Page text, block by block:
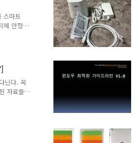
스마트
에 안정적
. 2선
위치에
닌다. 꼭
자료들
니다.